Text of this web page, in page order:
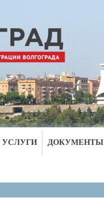
УСЛУГИ ДОКУМЕНТЫ